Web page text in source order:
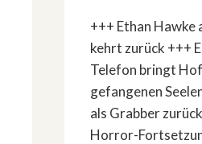
+++ Ethan Hawke
kehrt zurück +++
Telefon bringt
gefangenen
als Grabber
Horror-